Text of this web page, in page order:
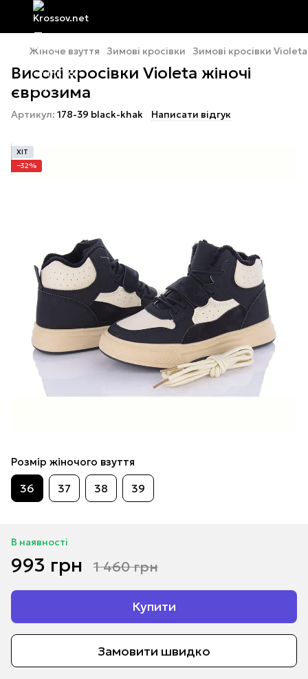
Жіноче взуття Зимові кросівки Зимові кросівки Violeta
Високі кросівки Violeta жіночі
єврозима
Артикул: 178-39 black-khak Написати відгук
ХІТ
−32%
Розмір жіночого взуття
36 37 38 39
В наявності
993 грн 1 460 грн
Купити
Замовити швидко